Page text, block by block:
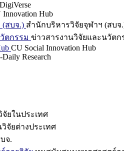
Innovation Hub
(สบจ.) สำนักบริหารวิจัยจุฬาฯ (สบจ
ตกรรม ข่าวสารงานวิจัยและนวัตก
CU Social Innovation Hub
Research
ยในประเทศ
จัยต่างประเทศ
จ.